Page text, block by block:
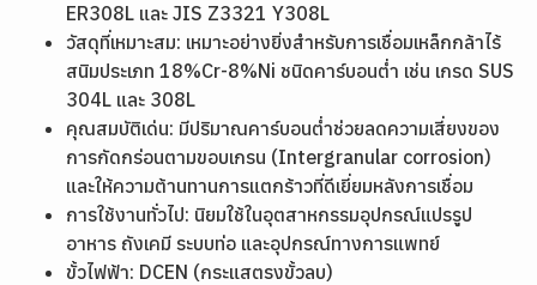
ER308L และ JIS Z3321 Y308L
วัสดุที่เหมาะสม: เหมาะอย่างยิ่งสำหรับการเชื่อมเหล็กกล้าไร้
สนิมประเภท 18%Cr-8%Ni ชนิดคาร์บอนต่ำ เช่น เกรด SUS
304L และ 308L
คุณสมบัติเด่น: มีปริมาณคาร์บอนต่ำช่วยลดความเสี่ยงของ
การกัดกร่อนตามขอบเกรน (Intergranular corrosion)
และให้ความต้านทานการแตกร้าวที่ดีเยี่ยมหลังการเชื่อม
การใช้งานทั่วไป: นิยมใช้ในอุตสาหกรรมอุปกรณ์แปรรูป
อาหาร ถังเคมี ระบบท่อ และอุปกรณ์ทางการแพทย์
ขั้วไฟฟ้า: DCEN (กระแสตรงขั้วลบ)